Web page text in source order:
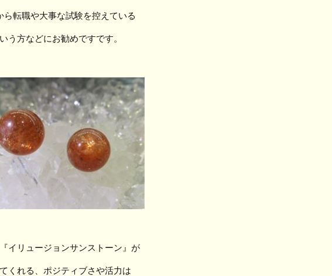
ら転職や大事な試験を控えている
う方などにお勧めですです。
イリュージョンサンストーン』が
くれる、ポジティブさや活力は